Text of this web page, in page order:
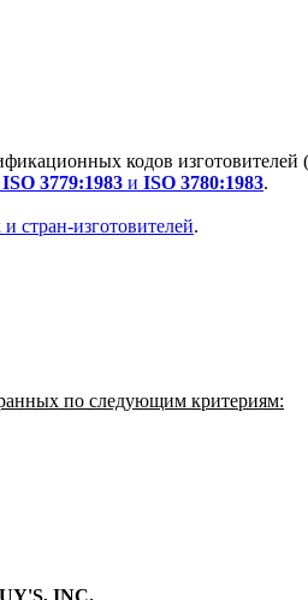
кодов
ISO 3779:1983 и ISO 3780:1983.
стран-изготовителей.
по следующим критериям: